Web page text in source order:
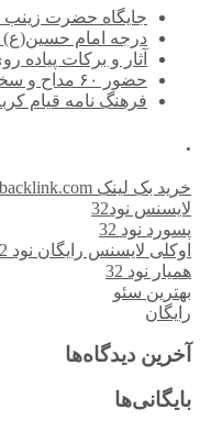
جایگاه حضرت
درجه امام حسین(ع)
آثار و برکات پیاده
حضور ۶۰ مداح و سخنران سرشناس در اربعین امسال
فرهنگ نامه قیام
.
خرید بک لینک behtarinbacklink.com
لایسنس نود32
پسورد نود 32
اوکلی لایسنس رایگان نود 32
همیار نود 32
بهترین سئو
رایگان
آخرین دیدگاه‌ها
بایگانی‌ها